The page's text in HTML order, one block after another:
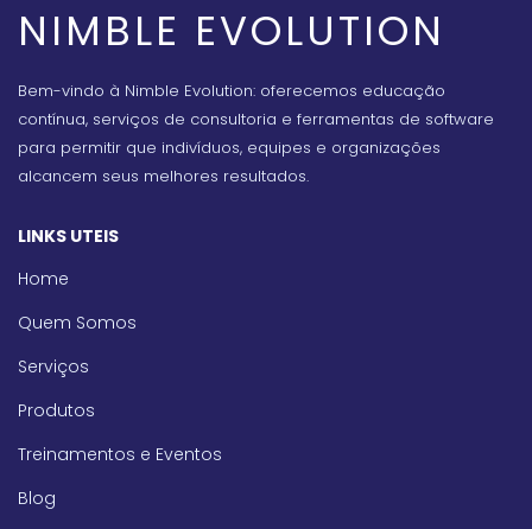
NIMBLE EVOLUTION
Bem-vindo à Nimble Evolution: oferecemos educação
contínua, serviços de consultoria e ferramentas de software
para permitir que indivíduos, equipes e organizações
alcancem seus melhores resultados.
LINKS UTEIS
Home
Quem Somos
Serviços
Produtos
Treinamentos e Eventos
Blog